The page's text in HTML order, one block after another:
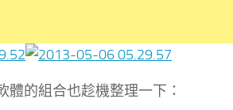
體的組合也趁機整理一下：